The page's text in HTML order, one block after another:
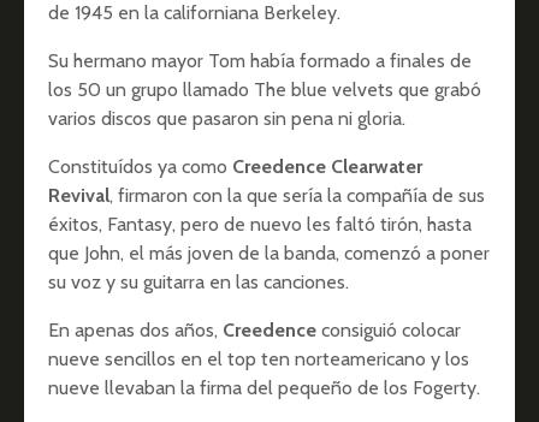
de 1945 en la californiana Berkeley.
Su hermano mayor Tom había formado a finales de
los 50 un grupo llamado The blue velvets que grabó
varios discos que pasaron sin pena ni gloria.
Constituídos ya como Creedence Clearwater
Revival, firmaron con la que sería la compañía de sus
éxitos, Fantasy, pero de nuevo les faltó tirón, hasta
que John, el más joven de la banda, comenzó a poner
su voz y su guitarra en las canciones.
En apenas dos años, Creedence consiguió colocar
nueve sencillos en el top ten norteamericano y los
nueve llevaban la firma del pequeño de los Fogerty.